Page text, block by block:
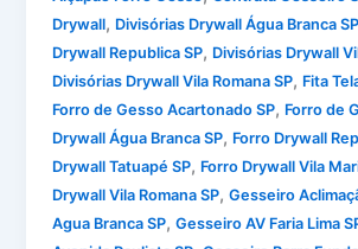
Drywall, Divisórias Drywall Água Branca SP
Drywall Republica SP, Divisórias Drywall
Divisórias Drywall Vila Romana SP, Fita
Forro de Gesso Acartonado SP, Forro de
Drywall Água Branca SP, Forro Drywall
Drywall Tatuapé SP, Forro Drywall Vila
Drywall Vila Romana SP,Gesseiro
Agua Branca SP,Gesseiro AV Faria Lima